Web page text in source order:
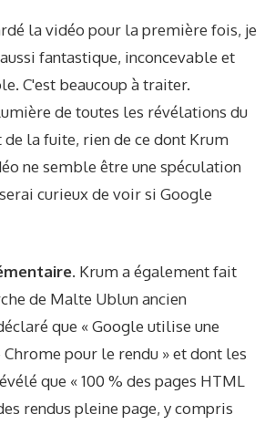
la vidéo pour la première fois, je
fantastique, inconcevable et
C'est beaucoup à traiter.
de toutes les révélations du
de la fuite, rien de ce dont Krum
ne semble être une spéculation
curieux de voir si Google
Krum a également fait
de Malte Ublun ancien
que « Google utilise une
pour le rendu » et dont les
que « 100 % des pages HTML
rendus pleine page, y compris